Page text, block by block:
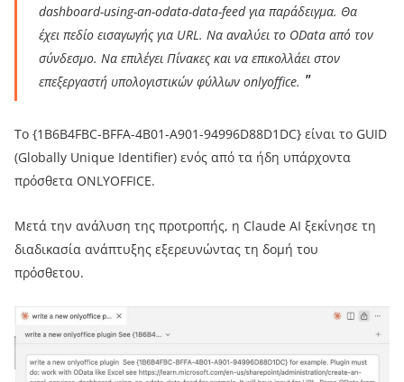
dashboard-using-an-odata-data-feed για παράδειγμα. Θα
έχει πεδίο εισαγωγής για URL. Να αναλύει το OData από τον
σύνδεσμο. Να επιλέγει Πίνακες και να επικολλάει στον
επεξεργαστή υπολογιστικών φύλλων onlyoffice.
Το {1B6B4FBC-BFFA-4B01-A901-94996D88D1DC} είναι το GUID
(Globally Unique Identifier) ενός από τα ήδη υπάρχοντα
πρόσθετα ONLYOFFICE.
Μετά την ανάλυση της προτροπής, η Claude AI ξεκίνησε τη
διαδικασία ανάπτυξης εξερευνώντας τη δομή του
πρόσθετου.